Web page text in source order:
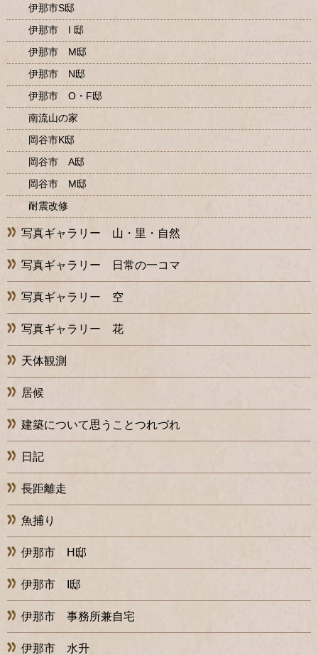
伊那市S邸
伊那市 I 邸
伊那市 M邸
伊那市 N邸
伊那市 O・F邸
南流山の家
岡谷市K邸
岡谷市 A邸
岡谷市 M邸
耐震改修
写真ギャラリー 山・里・自然
写真ギャラリー 日常の一コマ
写真ギャラリー 空
写真ギャラリー 花
天体観測
居候
建築について思うことつれづれ
日記
長距離走
魚捕り
伊那市 H邸
伊那市 I邸
伊那市 事務所兼自宅
伊那市 水升